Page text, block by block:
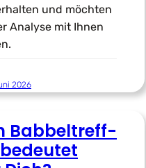
und möchten
Analyse mit Ihnen
2026
Babbeltreff-